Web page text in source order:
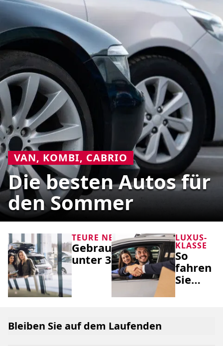
VAN, KOMBI, CABRIO
Die besten Autos für
den Sommer
TEURE NEUWAGEN
Gebrauchtwagentipps
unter 30.000 Euro
LUXUS-
KLASSE
So
fahren
Sie
Bleiben Sie auf dem Laufenden